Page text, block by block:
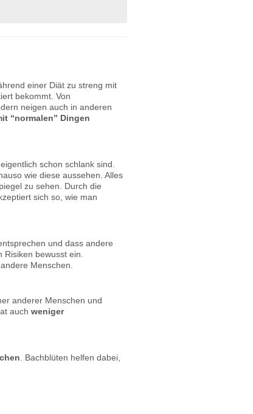
einer Diät zu streng mit
bekommt. Von
neigen auch in anderen
“normalen” Dingen
schon schlank sind.
wie diese aussehen. Alles
zu sehen. Durch die
sich so, wie man
und dass andere
bewusst ein.
Menschen.
anderer Menschen und
auch weniger
. Bachblüten helfen dabei,